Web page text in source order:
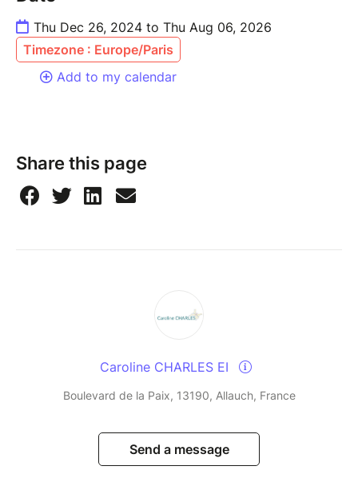
Thu Dec 26, 2024 to Thu Aug 06, 2026
Timezone : Europe/Paris
Add to my calendar
Share this page
Caroline CHARLES EI
Boulevard de la Paix, 13190, Allauch, France
Send a message